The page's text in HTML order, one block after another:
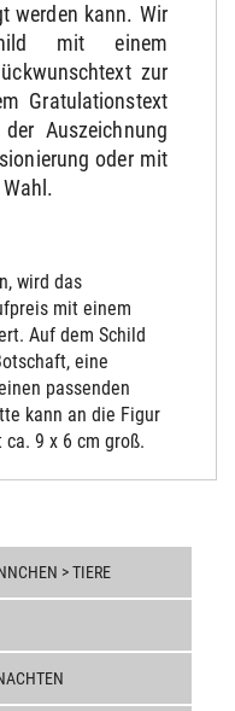
werden kann. Wir
mit einem
zur
Gratulationstext
Auszeichnung
oder mit
wird das
mit einem
Auf dem Schild
eine
passenden
kann an die Figur
9 x 6 cm groß.
> TIERE